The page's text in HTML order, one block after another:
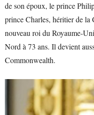
de son époux, le prince
prince Charles, héritier de la
nouveau roi du Royaume-
Nord à 73 ans. Il devient
Commonwealth.